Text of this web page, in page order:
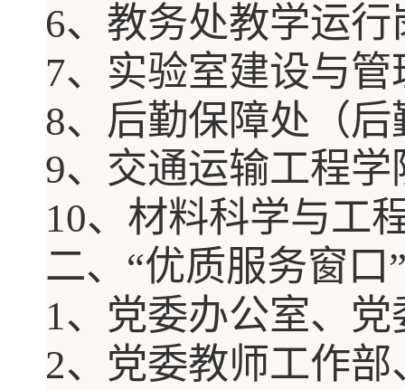
6、 教务处教学运行
7、 实验室建设与
8、 后勤保障处（
9、 交通运输工程学
10、 材料科学与工
二、 “优质服务窗口
1、党委办公室、
2、党委教师工作部